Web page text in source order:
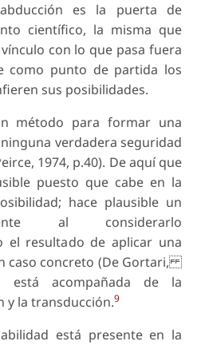
es la puerta de
científico, la misma que
con lo que pasa fuera
como punto de partida los
sus posibilidades.
método para formar una
verdadera seguridad
1974, p.40). De aquí que
puesto que cabe en la
hace plausible un
al considerarlo
el resultado de aplicar una
caso concreto (De Gortari,
está acompañada de la
y la transducción.9
está presente en la